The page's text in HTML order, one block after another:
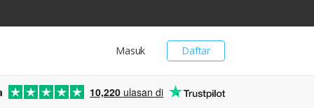
Daftar
Masuk
10,220 ulasan di